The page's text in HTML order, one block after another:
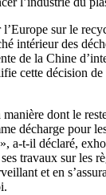
sur le
intérieur des
de la Chine
cette décision
manière dont le
décharge pour
a-t-il déclaré,
travaux sur les
et en